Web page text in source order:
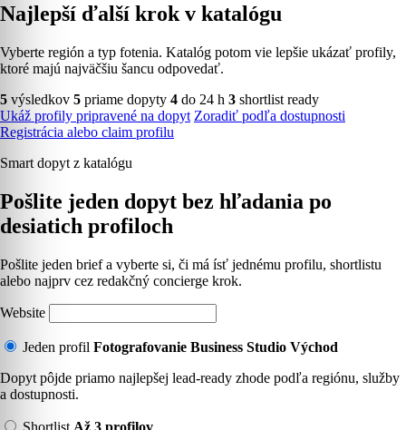
Najlepší ďalší krok v katalógu
Vyberte región a typ fotenia. Katalóg potom vie lepšie ukázať profily,
ktoré majú najväčšiu šancu odpovedať.
5 výsledkov 5 priame dopyty 4 do 24 h 3 shortlist ready
Ukáž profily pripravené na dopyt Zoradiť podľa dostupnosti
Registrácia alebo claim profilu
Smart dopyt z katalógu
Pošlite jeden dopyt bez hľadania po
desiatich profiloch
Pošlite jeden brief a vyberte si, či má ísť jednému profilu, shortlistu
alebo najprv cez redakčný concierge krok.
Website
Jeden profil Fotografovanie Business Studio Východ
Dopyt pôjde priamo najlepšej lead-ready zhode podľa regiónu, služby
a dostupnosti.
Shortlist Až 3 profilov